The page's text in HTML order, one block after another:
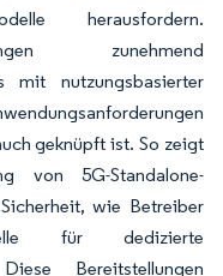
herausfordern.
zunehmend
mit nutzungsbasierter
geknüpft ist. So zeigt
von 5G-Standalone-
wie Betreiber
für dedizierte
Bereitstellungen